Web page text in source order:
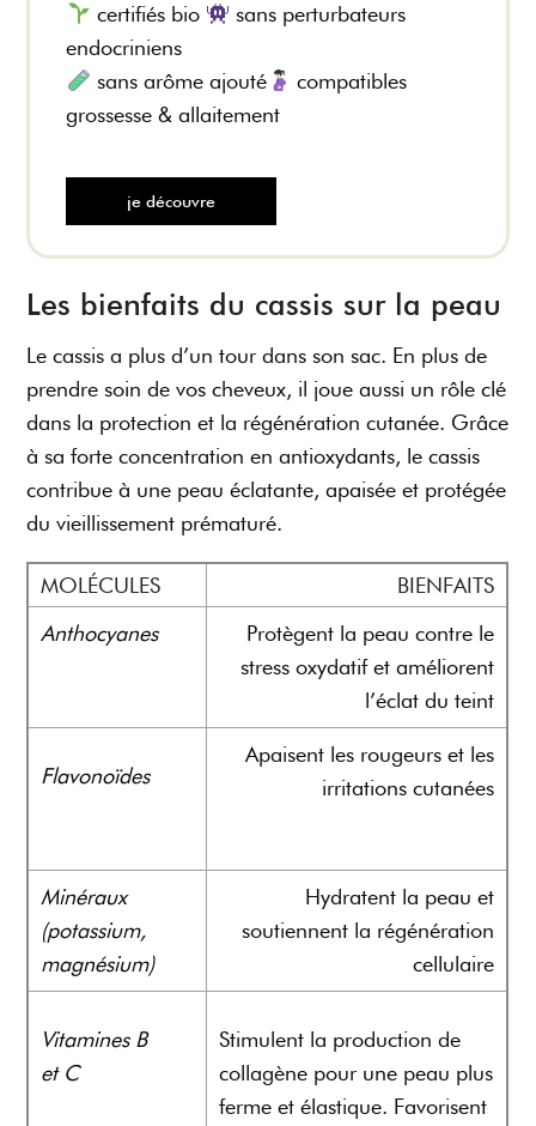
certifiés bio
sans perturbateurs
endocriniens
sans arôme ajouté
compatibles
grossesse & allaitement
je découvre
Les bienfaits du cassis sur la peau
Le cassis a plus d’un tour dans son sac. En plus de
prendre soin de vos cheveux, il joue aussi un rôle clé
dans la protection et la régénération cutanée. Grâce
à sa forte concentration en antioxydants, le cassis
contribue à une peau éclatante, apaisée et protégée
du vieillissement prématuré.
MOLÉCULES
BIENFAITS
Anthocyanes
Protègent la peau contre le
stress oxydatif et améliorent
l’éclat du teint
Flavonoïdes
Apaisent les rougeurs et les
irritations cutanées
Minéraux
(potassium,
magnésium)
Hydratent la peau et
soutiennent la régénération
cellulaire
Vitamines B
et C
Stimulent la production de
collagène pour une peau plus
ferme et élastique. Favorisent